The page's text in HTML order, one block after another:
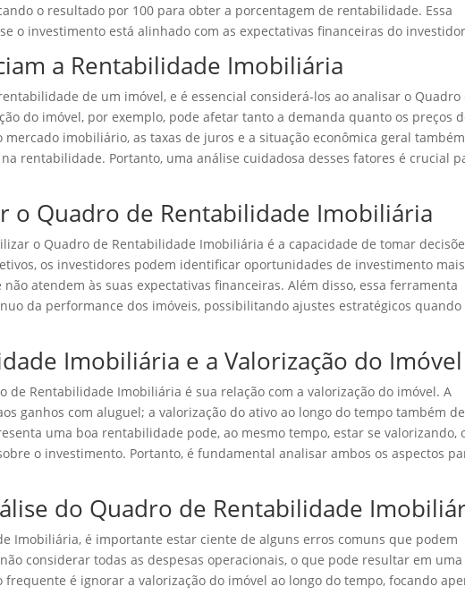
o resultado por 100 para obter a porcentagem de rentabilidade. Essa
o investimento está alinhado com as expectativas financeiras do
a Rentabilidade Imobiliária
de um imóvel, e é essencial considerá-los ao analisar o Quadro
do imóvel, por exemplo, pode afetar tanto a demanda quanto os preços
mercado imobiliário, as taxas de juros e a situação econômica geral também
rentabilidade. Portanto, uma análise cuidadosa desses fatores é crucial
o Quadro de Rentabilidade Imobiliária
o Quadro de Rentabilidade Imobiliária é a capacidade de tomar
os investidores podem identificar oportunidades de investimento mais
atendem às suas expectativas financeiras. Além disso, essa ferramenta
da performance dos imóveis, possibilitando ajustes estratégicos quando
Imobiliária e a Valorização do Imóvel
de Rentabilidade Imobiliária é sua relação com a valorização do imóvel. A
ganhos com aluguel; a valorização do ativo ao longo do tempo também
uma boa rentabilidade pode, ao mesmo tempo, estar se valorizando,
o investimento. Portanto, é fundamental analisar ambos os aspectos
do Quadro de Rentabilidade
Imobiliária, é importante estar ciente de alguns erros comuns que podem
considerar todas as despesas operacionais, o que pode resultar em uma
é ignorar a valorização do imóvel ao longo do tempo, focando